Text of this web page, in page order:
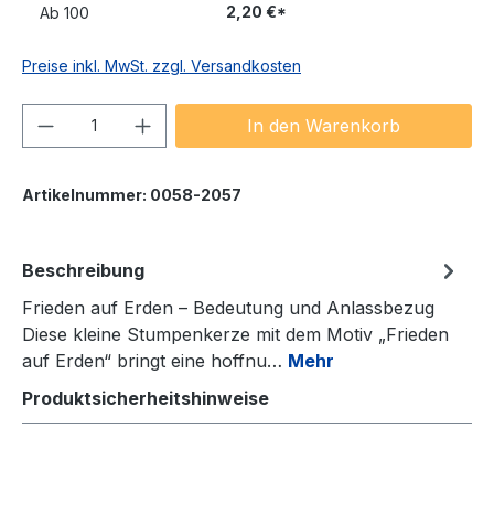
Ab 100 2,20 €*
Preise inkl. MwSt. zzgl. Versandkosten
Produkt Anzahl: Gib denIn den Warenkorb
Artikelnummer: 0058-2057
Beschreibung
Frieden auf Erden – Bedeutung und Anlassbezug
Diese kleine Stumpenkerze mit dem Motiv „Frieden
auf Erden“ bringt eine hoffnu… Mehr
Produktsicherheitshinweise